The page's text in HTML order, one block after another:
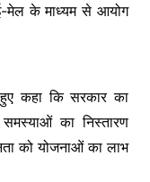
मेल के माध्यम से आयोग
हुए कहा कि सरकार का
का निस्तारण
को योजनाओं का लाभ